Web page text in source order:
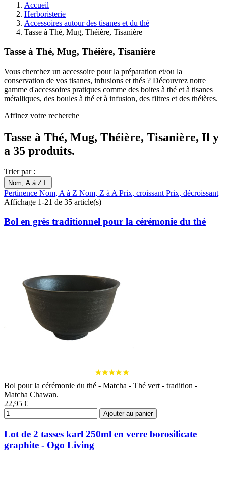
Accueil
Herboristerie
Accessoires autour des tisanes et du thé
Tasse à Thé, Mug, Théière, Tisanière
Tasse à Thé, Mug, Théière, Tisanière
Vous cherchez un accessoire pour la préparation et/ou la
conservation de vos tisanes, infusions et thés ? Découvrez notre
gamme d'accessoires pratiques comme des boites à thé et à tisanes
métalliques, des boules à thé et à infusion, des filtres et des théières.
Affinez votre recherche
Tasse à Thé, Mug, Théière, Tisanière, Il y
a 35 produits.
Trier par :
Nom, A à Z 
Pertinence Nom, A à Z Nom, Z à APrix, croissantPrix, décroissant
Affichage 1-21 de 35 article(s)
Bol en grès traditionnel pour la cérémonie du thé
Bol pour la cérémonie du thé - Matcha - Thé vert - tradition -
Matcha Chawan.
22,95 €
Ajouter au panier
Lot de 2 tasses karl 250ml en verre borosilicate
graphite - Ogo Living